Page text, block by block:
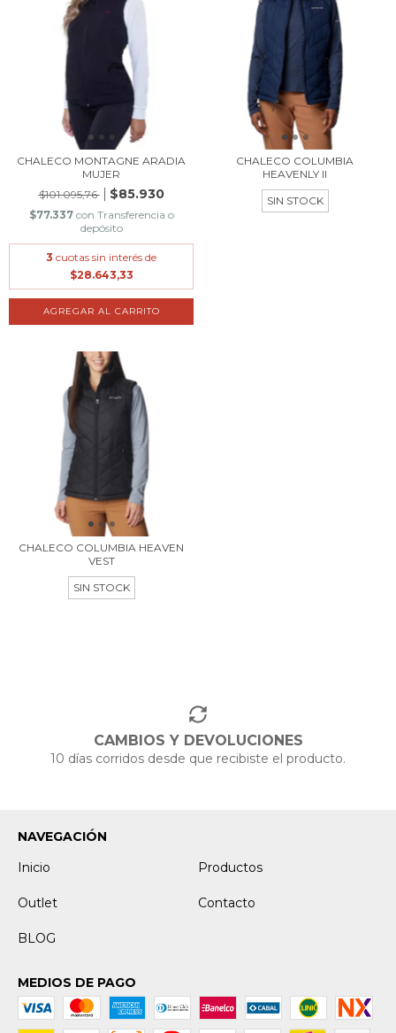
CHALECO MONTAGNE ARADIA
MUJER
$101.095,76
$85.930
$77.337 con Transferencia o
depósito
3 cuotas sin interés de
$28.643,33
AGREGAR AL CARRITO
CHALECO COLUMBIA
HEAVENLY II
SIN STOCK
CHALECO COLUMBIA HEAVEN
VEST
SIN STOCK
CAMBIOS Y DEVOLUCIONES
10 días corridos desde que recibiste el producto.
NAVEGACIÓN
Inicio
Productos
Outlet Contacto
BLOG
MEDIOS DE PAGO